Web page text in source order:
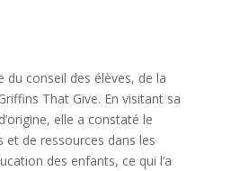
du conseil des élèves, de la
That Give. En visitant sa
elle a constaté le
et de ressources dans les
des enfants, ce qui l’a